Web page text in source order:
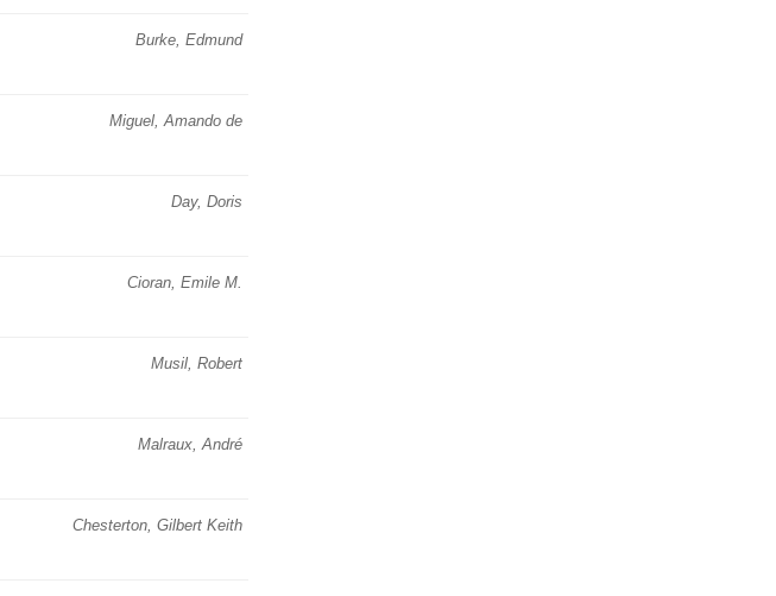
Burke, Edmund
Miguel, Amando de
Day, Doris
Cioran, Emile M.
Musil, Robert
Malraux, André
Chesterton, Gilbert Keith